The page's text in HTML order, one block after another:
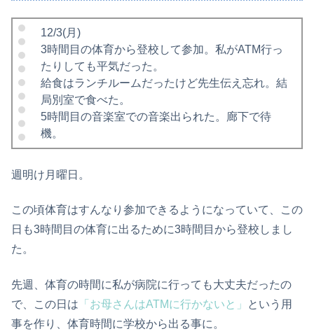
12/3(月)
3時間目の体育から登校して参加。私がATM行っ
たりしても平気だった。
給食はランチルームだったけど先生伝え忘れ。結
局別室で食べた。
5時間目の音楽室での音楽出られた。廊下で待
機。
週明け月曜日。
この頃体育はすんなり参加できるようになっていて、この
日も3時間目の体育に出るために3時間目から登校しまし
た。
先週、体育の時間に私が病院に行っても大丈夫だったの
で、この日は 「お母さんはATMに行かないと」
という用
事を作り、体育時間に学校から出る事に。